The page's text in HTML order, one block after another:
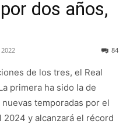
dos años,
84
de los tres, el Real
primera ha sido la de
temporadas por el
2024 y alcanzará el récord